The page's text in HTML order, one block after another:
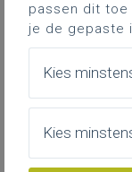
zaterdag 23 mei
Het is eigen
helpen ons
vooruitkomen.
verlangens die
passen dit
je de gepaste
Kies
Kies